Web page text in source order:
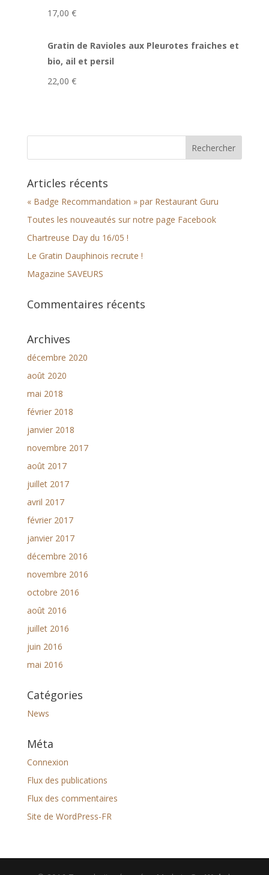
17,00 €
Gratin de Ravioles aux Pleurotes fraiches et
bio, ail et persil
22,00 €
Articles récents
« Badge Recommandation » par Restaurant Guru
Toutes les nouveautés sur notre page Facebook
Chartreuse Day du 16/05 !
Le Gratin Dauphinois recrute !
Magazine SAVEURS
Commentaires récents
Archives
décembre 2020
août 2020
mai 2018
février 2018
janvier 2018
novembre 2017
août 2017
juillet 2017
avril 2017
février 2017
janvier 2017
décembre 2016
novembre 2016
octobre 2016
août 2016
juillet 2016
juin 2016
mai 2016
Catégories
News
Méta
Connexion
Flux des publications
Flux des commentaires
Site de WordPress-FR